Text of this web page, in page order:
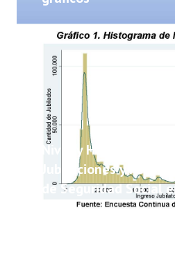
Nivel y
Jubilaciones y
de Seguridad Social